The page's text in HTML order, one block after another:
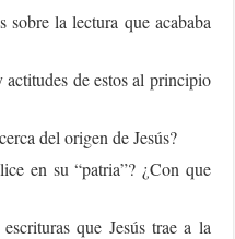
sobre la lectura que acababa
actitudes de estos al principio
del origen de Jesús?
en su “patria”? ¿Con que
que Jesús trae a la